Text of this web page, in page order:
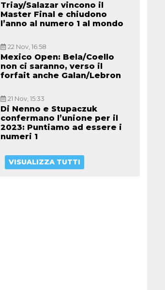
Triay/Salazar vincono il
Master Final e chiudono
l’anno al numero 1 al mondo
22 Nov, 16:58
Mexico Open: Bela/Coello
non ci saranno, verso il
forfait anche Galan/Lebron
21 Nov, 15:33
Di Nenno e Stupaczuk
confermano l’unione per il
2023: Puntiamo ad essere i
numeri 1
VISUALIZZA TUTTI